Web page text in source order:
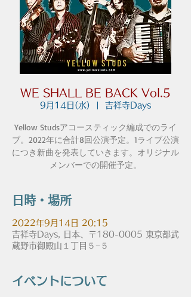
WE SHALL BE BACK Vol.5
9月14日(水) 吉祥寺Days
Yellow Studsアコースティック編成でのライ
ブ。2022年に合計8回公演予定。1ライブ公演
につき新曲を発表していきます。オリジナル
メンバーでの開催予定。
日時・場所
2022年9月14日 20:15
吉祥寺Days, 日本、〒180-0005 東京都武
蔵野市御殿山１丁目５−５
イベントについて